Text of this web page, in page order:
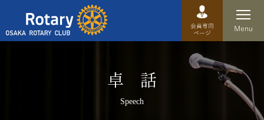
卓 話
Speech